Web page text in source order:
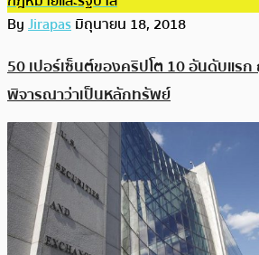
ByJirapasมิถุนายน 18, 2018
50 เปอร์เซ็นต์ของคริปโต 10 อันดับแร
พิจารณาว่าเป็นหลักทรัพย์